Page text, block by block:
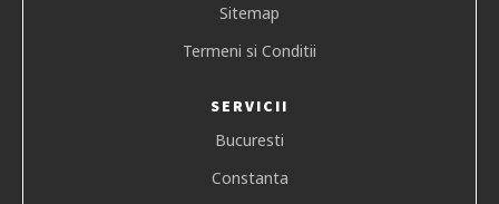
Sitemap
Termeni si Conditii
SERVICII
Bucuresti
Constanta